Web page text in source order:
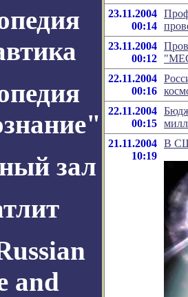
зал
and
23.11.2004
00:14
23.11.2004
00:12
22.11.2004
00:16
22.11.2004
00:15
21.11.2004
10:19
В